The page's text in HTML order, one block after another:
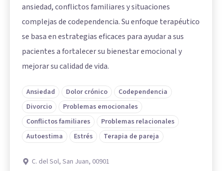
ansiedad, conflictos familiares y situaciones
complejas de codependencia. Su enfoque terapéutico
se basa en estrategias eficaces para ayudar a sus
pacientes a fortalecer su bienestar emocional y
mejorar su calidad de vida.
Ansiedad Dolor crónico
Codependencia
Divorcio
Problemas emocionales
Conflictos familiares
Problemas relacionales
Autoestima
Estrés Terapia de pareja
C. del Sol, San Juan, 00901